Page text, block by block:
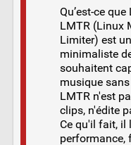
Qu’est-ce que
LMTR (Linux
Limiter) est
minimaliste
souhaitent
musique
LMTR n'est
clips, n'édite
Ce qu'il fait, il
performance,